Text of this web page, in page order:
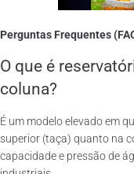
Perguntas Frequentes
O que é
coluna?
É um modelo elevado em
superior (taça) quanto na
capacidade e pressão de